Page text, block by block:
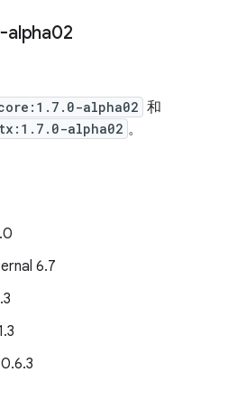
alpha02
alpha02 和
alpha02 。
6.7